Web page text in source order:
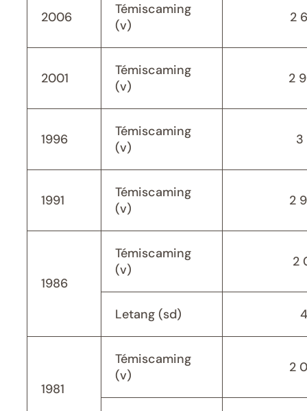
2006
Témiscaming
(v)
2
2001
Témiscaming
(v)
2
1996
Témiscaming
(v)
3
1991
Témiscaming
(v)
2
1986
Témiscaming
(v)
2
Letang (sd)
1981
Témiscaming
(v)
2